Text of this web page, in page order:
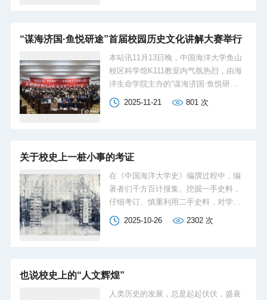
国海洋大学校友工作办公室张芮齐，学
院团委书记张婧，学院团委副书记葛春
海以及学院辅导员张可、胡业文出席活
动。6支参赛队伍与百余位师生现场参
与，在知识竞答与情感交流中回顾校史
脉络，共叙“海大情缘”。活动现场，大艺
团民乐合奏《象王行》的悠扬旋律奏
部、化学化工...
“谋海济国·鱼悦研途”首届校园历史文化讲解大赛举行
本站讯11月13日晚，中国海洋大学鱼山
校区科学馆K111教室内气氛热烈，由海
洋生命学院主办的“谋海济国·鱼悦研
途”校园历史文化讲解大赛顺利举行。比
赛邀请中国海洋大学档案馆馆长梁纯
团委书记贾希望，辅导员田鑫、胡立
君，2025年“青年马克思主义者培养工程
学习班”120名学员参加活动。本次比赛
共吸引全校百余名学生报名，经过线上
初赛后遴选出12名选手参加现场决赛。
赛前，主办方对12名选手围绕其所讲解
重新呼吸，让沉默的建...
2025-11-21 801次
关于校史上一桩小事的考证
在《中国海洋大学史》编撰过程中，编
著者们千方百计搜集、挖掘一手史料，
仔细考订、慎重利用二手史料，对学校
100年发展历程中一系列重要事件进行了
认真考校，得出了一些新结论、新论
理、逻辑给出倾向性结论；三是史事的
判定明显有误且造成不良影响的，则进
2025-10-26 2302次
也说校史上的“人文辉煌”
人类历史的发展，总是起起伏伏，盛衰